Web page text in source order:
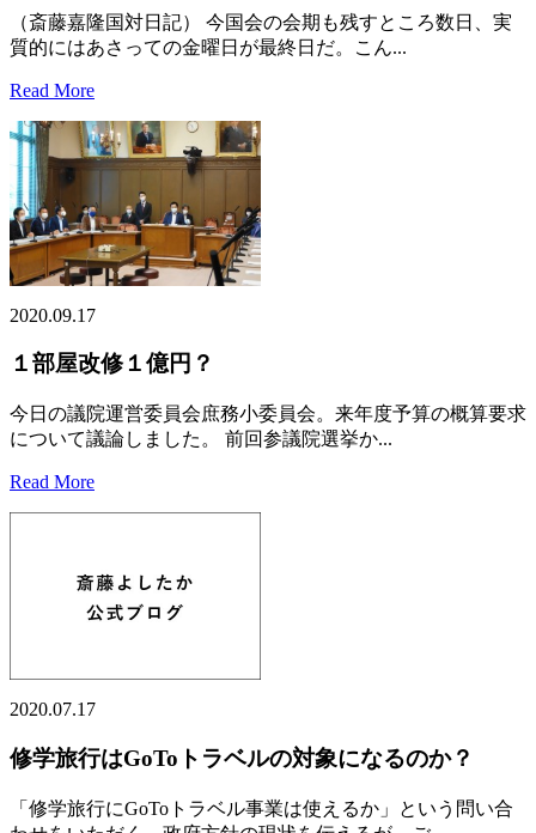
（斎藤嘉隆国対日記） 今国会の会期も残すところ数日、実
質的にはあさっての金曜日が最終日だ。こん...
Read More
2020.09.17
１部屋改修１億円？
今日の議院運営委員会庶務小委員会。来年度予算の概算要求
について議論しました。 前回参議院選挙か...
Read More
2020.07.17
修学旅行はGoToトラベルの対象になるのか？
「修学旅行にGoToトラベル事業は使えるか」という問い合